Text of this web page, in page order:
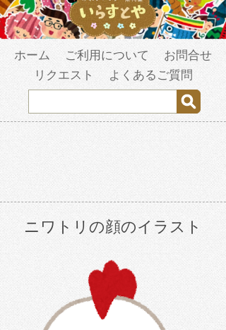
ホーム ご利用について
お問合せ
リクエスト
よくあるご質問
ニワトリの顔のイラスト